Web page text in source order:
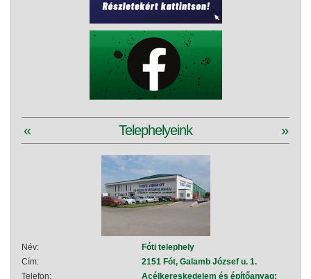
Telephelyeink
« »
Név:
Fóti telephely
Cím:
2151 Fót, Galamb József u. 1.
Telefon:
Acélkereskedelem és építőanyag: